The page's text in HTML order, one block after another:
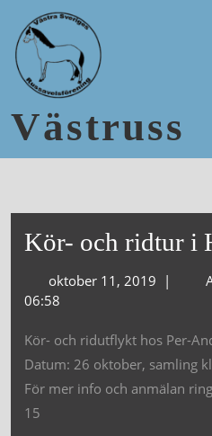
Västruss
Kör- och ridtur i
oktober 11, 2019 |
06:58
Kör- och ridutflykt hos Per-
Datum: 26 oktober, samling
För mer info och anmälan
15